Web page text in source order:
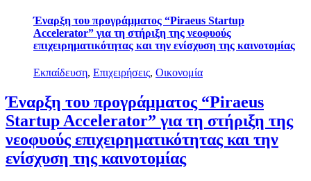
Έναρξη του προγράμματος “Piraeus Startup
Accelerator” για τη στήριξη της νεοφυούς
επιχειρηματικότητας και την ενίσχυση της καινοτομίας
Εκπαίδευση, Επιχειρήσεις, Οικονομία
Έναρξη του προγράμματος “Piraeus
Startup Accelerator” για τη στήριξη της
νεοφυούς επιχειρηματικότητας και την
ενίσχυση της καινοτομίας